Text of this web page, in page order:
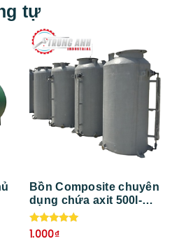
tự
Bồn Composite chuyên
dụng chứa axit 500l-
3000l
Được xếp
hạng
1.000₫